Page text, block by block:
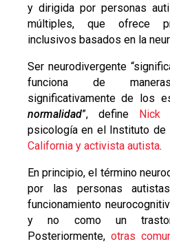
y dirigida por personas
múltiples, que ofrece
inclusivos basados en la
Ser neurodivergente
funciona de
significativamente de los
normalidad”, define Nick
psicología en el Instituto de
California y activista autista.
En principio, el término
por las personas
funcionamiento
y no como un
Posteriormente, otras